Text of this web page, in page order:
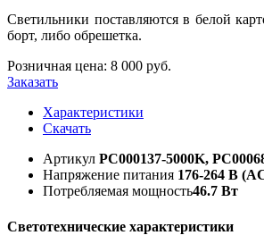
Светильники поставляются в белой
борт, либо обрешетка.
Розничная цена: 8 000 руб.
Заказать
Характеристики
Скачать
Артикул РС000137-5000K,
Напряжение питания 176-264 В
Потребляемая мощность46.7 Вт
Светотехнические характеристики